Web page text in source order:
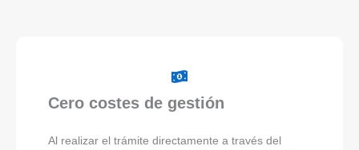
Cero costes de gestión
Al realizar el trámite directamente a través del